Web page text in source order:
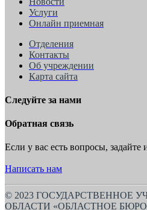
Услуги
Онлайн приемная
Отделения
Контакты
Об учреждении
Карта сайта
Следуйте за нами
Обратная связь
Если у вас есть вопросы,
Написать нам
© 2023 ГОСУДАРСТВЕННОЕ
ОБЛАСТИ «ОБЛАСТНОЕ